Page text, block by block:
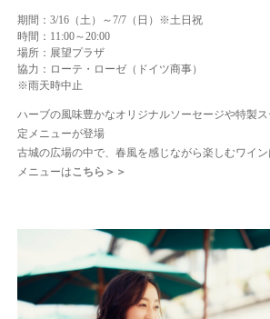
期間：3/16（土）～7/7（日）※土日祝
時間：11:00～20:00
場所：展望プラザ
協力：ローテ・ローゼ（ドイツ商事）
※雨天時中止
ハーブの風味豊かなオリジナルソーセージや特製
定メニューが登場
古城の広場の中で、春風を感じながら楽しむワイ
メニューはこちら＞＞